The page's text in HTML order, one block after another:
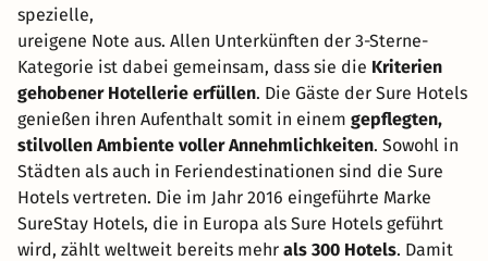
spezielle,
ureigene Note aus. Allen Unterkünften der 3-Sterne-
Kategorie ist dabei gemeinsam, dass sie die Kriterien
gehobener Hotellerie erfüllen. Die Gäste der Sure Hotels
genießen ihren Aufenthalt somit in einem gepflegten,
stilvollen Ambiente voller Annehmlichkeiten. Sowohl in
Städten als auch in Feriendestinationen sind die Sure
Hotels vertreten. Die im Jahr 2016 eingeführte Marke
SureStay Hotels, die in Europa als Sure Hotels geführt
wird, zählt weltweit bereits mehr als 300 Hotels. Damit